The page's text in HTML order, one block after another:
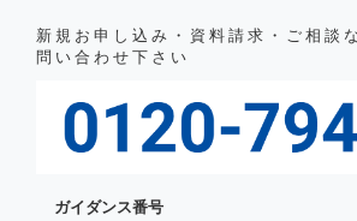
新規お申し込み・資料請求・ご相談
問い合わせ下さい
ガイダンス番号